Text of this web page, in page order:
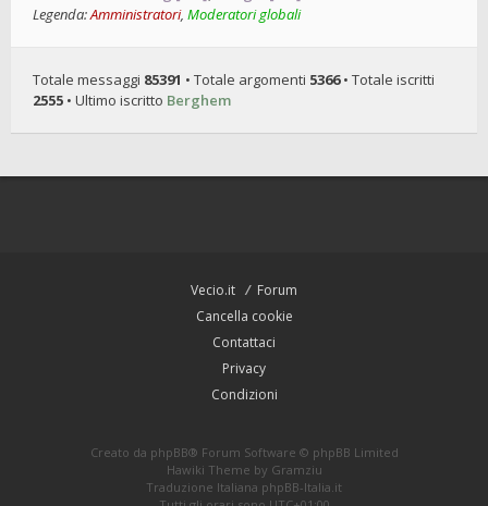
Legenda:Amministratori, Moderatori globali
Totale messaggi 85391 • Totale argomenti 5366• Totale iscritti
2555 • Ultimo iscritto Berghem
Vecio.it
Forum
Cancella cookie
Contattaci
Privacy
Condizioni
Creato da phpBB® Forum Software © phpBB Limited
Hawiki Theme by Gramziu
Traduzione Italiana phpBB-Italia.it